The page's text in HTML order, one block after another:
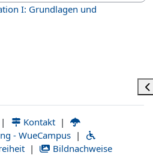
I: Grundlagen und
| Kontakt |
- WueCampus |
| Bildnachweise